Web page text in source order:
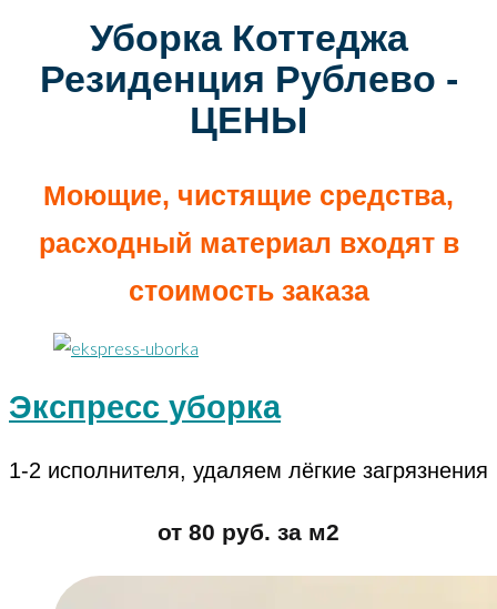
Уборка Коттеджа
Резиденция Рублево -
ЦЕНЫ
Моющие, чистящие средства,
расходный материал входят в
стоимость заказа
Экспресс уборка
1-2 исполнителя, удаляем лёгкие загрязнения
от 80 руб. за м2